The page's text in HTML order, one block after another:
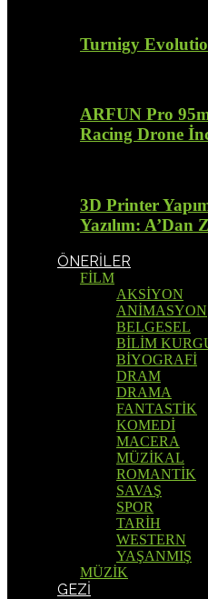
Turnigy
ARFUN Pro
Racing Drone
3D Printer
Yazılım: A’Dan
ÖNERİLER
FİLM
AKSİYON
ANİMASYON
BELGESEL
BİLİM
BİYOGRAFİ
DRAM
DRAMA
FANTASTİK
KOMEDİ
MACERA
MÜZİKAL
ROMANTİK
SAVAŞ
SPOR
TARİH
WESTERN
YAŞANMIŞ
MÜZİK
GEZİ